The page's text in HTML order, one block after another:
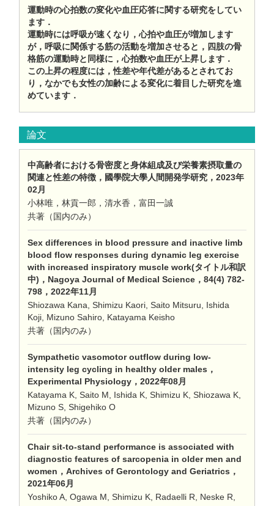
運動時の心拍数の変化や血圧応答に関する研究をしてい
ます．
運動時には呼吸が速くなり，心拍や血圧が増加します
が，呼吸に関係する筋の活動を増加させると，四肢の骨
格筋の運動時と同様に，心拍数や血圧が上昇します．
この上昇の程度には，性差や年代差があるとされてお
り，なかでも女性の加齢による変化に着目した研究を進
めています．
論文
中高齢者における骨密度と身体組成及び栄養素摂取量の
関連と性差の特徴，國學院大學人間開発学研究，2023年
02月
小林唯，林貢一郎，清水香，富田一誠
共著（国内のみ）
Sex differences in blood pressure and inactive limb
blood flow responses during dynamic leg exercise
with increased inspiratory muscle work(タイトル和訳
中)，Nagoya Journal of Medical Science，84(4) 782-
798，2022年11月
Shiozawa Kana, Shimizu Kaori, Saito Mitsuru, Ishida
Koji, Mizuno Sahiro, Katayama Keisho
共著（国内のみ）
Sympathetic vasomotor outflow during low-
intensity leg cycling in healthy older males，
Experimental Physiology，2022年08月
Katayama K, Saito M, Ishida K, Shimizu K, Shiozawa K,
Mizuno S, Shigehiko O
共著（国内のみ）
Chair sit-to-stand performance is associated with
diagnostic features of sarcopenia in older men and
women，Archives of Gerontology and Geriatrics，
2021年06月
Yoshiko A, Ogawa M, Shimizu K, Radaelli R, Neske R,